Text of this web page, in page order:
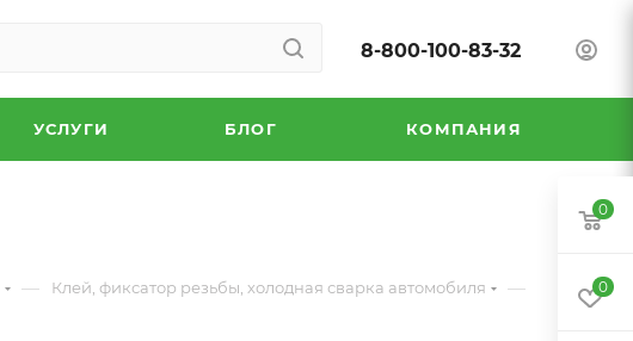
8-800-100-83-32
УСЛУГИ БЛОГ КОМПАНИЯ
— Клей, фиксатор резьбы, холодная сварка автомобиля —
0
0